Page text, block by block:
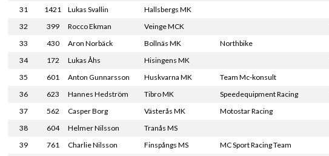
31 1421 Lukas Svallin Hallsbergs MK
32
399 Rocco Ekman Veinge MCK
33
430 Aron Norbäck Bollnäs MK Northbike
34
172 Lukas Åhs Hisingens MK
35
601 Anton Gunnarsson Huskvarna MK Team Mc-konsult
36
623 Hannes Hedström Tibro MK Speedequipment Racing
37
562 Casper Borg Västerås MK Motostar Racing
38
604 Helmer Nilsson Tranås MS
39
761 Charlie Nilsson Finspångs MS MC Sport Racing Team